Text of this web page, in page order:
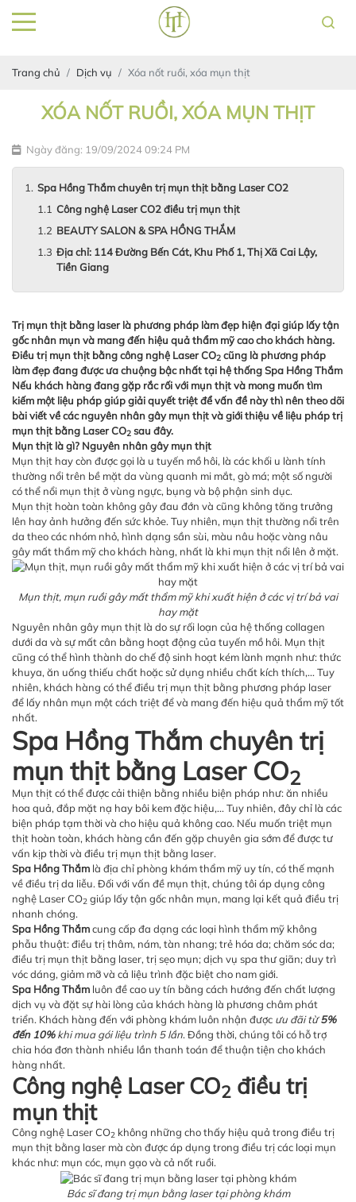
Trang chủ Dịch vụ Xóa nốt ruồi, xóa mụn thịt
XÓA NỐT RUỒI, XÓA MỤN THỊT
Ngày đăng: 19/09/2024 09:24 PM
Spa Hồng Thắm chuyên trị mụn thịt bằng Laser CO2
Công nghệ Laser CO2 điều trị mụn thịt
BEAUTY SALON & SPA HỒNG THẮM
Địa chỉ: 114 Đường Bến Cát, Khu Phố 1, Thị Xã Cai Lậy,
Tiền Giang
Trị mụn thịt bằng laser là phương pháp làm đẹp hiện đại giúp lấy tận
gốc nhân mụn và mang đến hiệu quả thẩm mỹ cao cho khách hàng.
Điều trị mụn thịt bằng công nghệ Laser CO2 cũng là phương pháp
làm đẹp đang được ưa chuộng bậc nhất tại hệ thống Spa Hồng Thắm
Nếu khách hàng đang gặp rắc rối với mụn thịt và mong muốn tìm
kiếm một liệu pháp giúp giải quyết triệt để vấn đề này thì nên theo dõi
bài viết về các nguyên nhân gây mụn thịt và giới thiệu về liệu pháp trị
mụn thịt bằng Laser CO2 sau đây.
Mụn thịt là gì? Nguyên nhân gây mụn thịt
Mụn thịt hay còn được gọi là u tuyến mồ hôi, là các khối u lành tính
thường nổi trên bề mặt da vùng quanh mi mắt, gò má; một số người
có thể nổi mụn thịt ở vùng ngực, bụng và bộ phận sinh dục.
Mụn thịt hoàn toàn không gây đau đớn và cũng không tăng trưởng
lên hay ảnh hưởng đến sức khỏe. Tuy nhiên, mụn thịt thường nổi trên
da theo các nhóm nhỏ, hình dạng sần sùi, màu nâu hoặc vàng nâu
gây mất thẩm mỹ cho khách hàng, nhất là khi mụn thịt nổi lên ở mặt.
Mụn thịt, mụn ruồi gây mất thẩm mỹ khi xuất hiện ở các vị trí bả vai
hay mặt
Nguyên nhân gây mụn thịt là do sự rối loạn của hệ thống collagen
dưới da và sự mất cân bằng hoạt động của tuyến mồ hôi. Mụn thịt
cũng có thể hình thành do chế độ sinh hoạt kém lành mạnh như: thức
khuya, ăn uống thiếu chất hoặc sử dụng nhiều chất kích thích,... Tuy
nhiên, khách hàng có thể điều trị mụn thịt bằng phương pháp laser
để lấy nhân mụn một cách triệt để và mang đến hiệu quả thẩm mỹ tốt
nhất.
Spa Hồng Thắm chuyên trị
mụn thịt bằng Laser CO2
Mụn thịt có thể được cải thiện bằng nhiều biện pháp như: ăn nhiều
hoa quả, đắp mặt nạ hay bôi kem đặc hiệu,... Tuy nhiên, đây chỉ là các
biện pháp tạm thời và cho hiệu quả không cao. Nếu muốn triệt mụn
thịt hoàn toàn, khách hàng cần đến gặp chuyên gia sớm để được tư
vấn kịp thời và điều trị mụn thịt bằng laser.
Spa Hồng Thắm là địa chỉ phòng khám thẩm mỹ uy tín, có thế mạnh
về điều trị da liễu. Đối với vấn đề mụn thịt, chúng tôi áp dụng công
nghệ Laser CO2 giúp lấy tận gốc nhân mụn, mang lại kết quả điều trị
nhanh chóng.
Spa Hồng Thắmcung cấp đa dạng các loại hình thẩm mỹ không
phẫu thuật: điều trị thâm, nám, tàn nhang; trẻ hóa da; chăm sóc da;
điều trị mụn thịt bằng laser, trị sẹo mụn; dịch vụ spa thư giãn; duy trì
vóc dáng, giảm mỡ và cả liệu trình đặc biệt cho nam giới.
Spa Hồng Thắm luôn đề cao uy tín bằng cách hướng đến chất lượng
dịch vụ và đặt sự hài lòng của khách hàng là phương châm phát
triển. Khách hàng đến với phòng khám luôn nhận được ưu đãi từ5%
đến 10%khi mua gói liệu trình 5 lần. Đồng thời, chúng tôi có hỗ trợ
chia hóa đơn thành nhiều lần thanh toán để thuận tiện cho khách
hàng nhất.
Công nghệ Laser CO2 điều trị
mụn thịt
Công nghệ Laser CO2 không những cho thấy hiệu quả trong điều trị
mụn thịt bằng laser mà còn được áp dụng trong điều trị các loại mụn
khác như: mụn cóc, mụn gạo và cả nốt ruồi.
Bác sĩ đang trị mụn bằng laser tại phòng khám